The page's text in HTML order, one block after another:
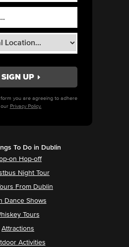
form you are agreeing to adhere
Privacy Policy.
To Do in Dublin
on Hop-off
Night Tour
From Dublin
Dance Shows
Tours
Attractions
Activities